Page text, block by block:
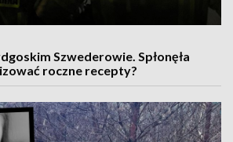
Szwederowie. Spłonęła
roczne recepty?